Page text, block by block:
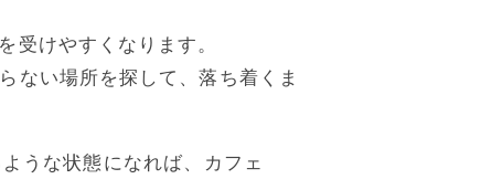
受けやすくなります。
ない場所を探して、落ち着くま
うな状態になれば、カフェ